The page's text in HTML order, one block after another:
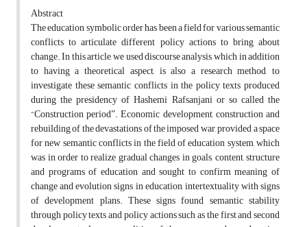
Abstract
The education symbolic order has been a field for various semantic
conflicts to articulate different policy actions to bring about
change. In this article, we used discourse analysis, which in addition
to having a theoretical aspect, is also a research method, to
investigate these semantic conflicts in the policy texts produced
during the presidency of Hashemi Rafsanjani or so called the
“Construction periodˮ. Economic development, construction and
rebuilding of the devastations of the imposed war, provided a space
for new semantic conflicts in the field of education system, which
was in order to realize gradual changes in goals, content, structure
and programs of education and sought to confirm meaning of
change and evolution signs in education, intertextuality with signs
of development plans. These signs found semantic stability
through policy texts and policy actions such as the first and second